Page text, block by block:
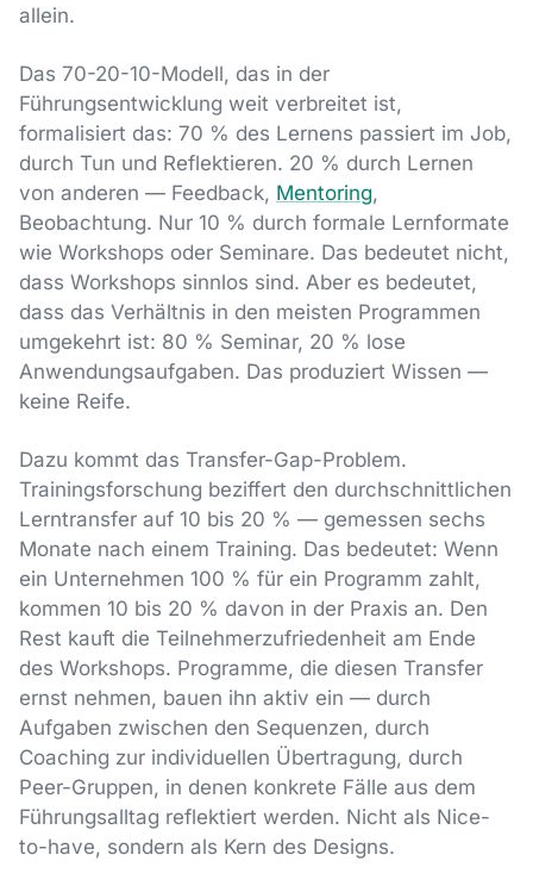
allein.
Das 70-20-10-Modell, das in der
Führungsentwicklung weit verbreitet ist,
formalisiert das: 70 % des Lernens passiert im Job,
durch Tun und Reflektieren. 20 % durch Lernen
von anderen — Feedback, Mentoring,
Beobachtung. Nur 10 % durch formale Lernformate
wie Workshops oder Seminare. Das bedeutet nicht,
dass Workshops sinnlos sind. Aber es bedeutet,
dass das Verhältnis in den meisten Programmen
umgekehrt ist: 80 % Seminar, 20 % lose
Anwendungsaufgaben. Das produziert Wissen —
keine Reife.
Dazu kommt das Transfer-Gap-Problem.
Trainingsforschung beziffert den durchschnittlichen
Lerntransfer auf 10 bis 20 % — gemessen sechs
Monate nach einem Training. Das bedeutet: Wenn
ein Unternehmen 100 % für ein Programm zahlt,
kommen 10 bis 20 % davon in der Praxis an. Den
Rest kauft die Teilnehmerzufriedenheit am Ende
des Workshops. Programme, die diesen Transfer
ernst nehmen, bauen ihn aktiv ein — durch
Aufgaben zwischen den Sequenzen, durch
Coaching zur individuellen Übertragung, durch
Peer-Gruppen, in denen konkrete Fälle aus dem
Führungsalltag reflektiert werden. Nicht als Nice-
to-have, sondern als Kern des Designs.